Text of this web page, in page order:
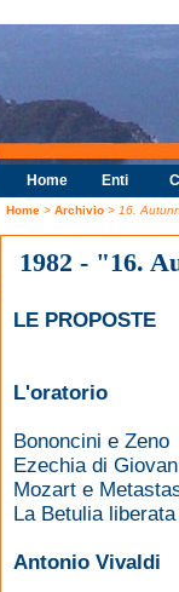
Home Enti
Home > Archivio > 16.
1982 - "16.
LE PROPOSTE
L'oratorio
Bononcini e Zeno
Ezechia di
Mozart e
La Betulia
Antonio Vivaldi